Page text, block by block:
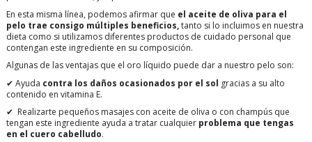
En esta misma línea, podemos afirmar que el aceite de oliva para el
pelo trae consigo múltiples beneficios,tanto si lo incluimos en nuestra
dieta como si utilizamos diferentes productos de cuidado personal que
contengan este ingrediente en su composición.
Algunas de las ventajas que el oro líquido puede dar a nuestro pelo son:
✔ Ayuda contra los daños ocasionados por el sol gracias a su alto
contenido en vitamina E.
✔ Realizarte pequeños masajes con aceite de oliva o con champús que
tengan este ingrediente ayuda a tratar cualquier problema que tengas
en el cuero cabelludo.